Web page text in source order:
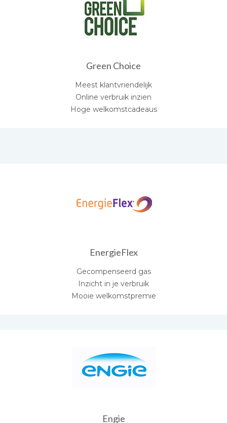
Green Choice
Meest klantvriendelijk
Online verbruik inzien
Hoge welkomstcadeaus
EnergieFlex
Gecompenseerd gas
Inzicht in je verbruik
Mooie welkomstpremie
Engie